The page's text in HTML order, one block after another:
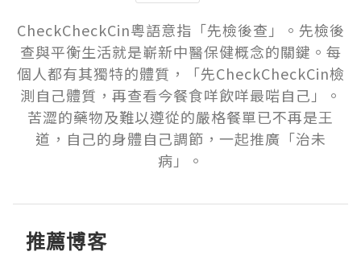
CheckCheckCin粵語意指「先檢後查」。先檢後
查與平衡生活就是嶄新中醫保健概念的關鍵。每
個人都有其獨特的體質，「先CheckCheckCin檢
測自己體質，再查看今餐食咩飲咩最啱自己」。
苦澀的藥物及難以遵從的嚴格餐單已不再是王
道，自己的身體自己調節，一起推廣「治未
病」。
推薦博客